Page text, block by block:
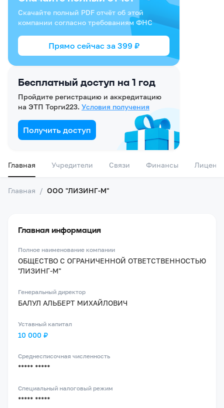
Бесплатный доступ на 1 год
Пройдите регистрацию и аккредитацию
на ЭТП Торги223. Условия получения
Получить доступ
Скачайте полный PDF отчёт об этой
компании согласно требованиям ФНС
Прямо сейчас за 399 ₽
Главная Учредители Связи Финансы
Главная / ООО "ЛИЗИНГ-М"
Главная информация
Полное наименование компании
ОБЩЕСТВО С ОГРАНИЧЕННОЙ ОТВЕТСТВЕННОСТЬЮ
"ЛИЗИНГ-М"
Генеральный директор
БАЛУЛ АЛЬБЕРТ МИХАЙЛОВИЧ
Уставный капитал
10 000 ₽
Среднесписочная численность
***** *****
Специальный налоговый режим
***** *****